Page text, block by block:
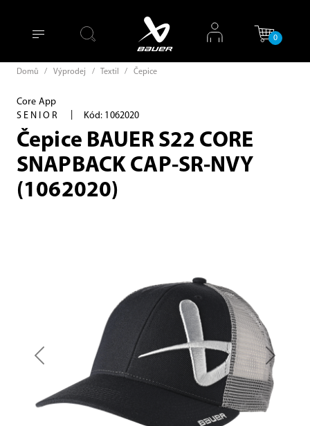
0
Domů / Výprodej / Textil / Čepice
Core App
SENIOR
Kód: 1062020
Čepice BAUER S22 CORE
SNAPBACK CAP-SR-NVY
(1062020)
Previous Next